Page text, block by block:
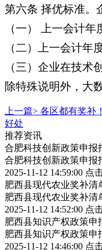
第六条 择优标准。
（一） 上一会计
（二）上一会计年
（三）企业在技术
除特殊说明外，大
上一篇> 各区都有奖补
好处
推荐资讯
合肥科技创新政策申报
合肥科技创新政策申报
2025-11-12 14:59:00 点
肥西县现代农业奖补清
肥西县现代农业奖补清
2025-11-12 14:52:00 点
肥西县知识产权政策申
肥西县知识产权政策申
2025-11-12 14:46:00 点